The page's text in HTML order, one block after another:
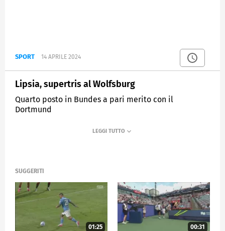
SPORT 14 APRILE 2024
Lipsia, supertris al Wolfsburg
Quarto posto in Bundes a pari merito con il
Dortmund
SPORTMEDIASET
SUGGERITI
01:25 00:31